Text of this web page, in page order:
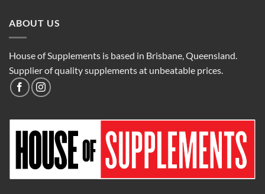
ABOUT US
House of Supplements is based in Brisbane, Queensland.
Supplier of quality supplements at unbeatable prices.